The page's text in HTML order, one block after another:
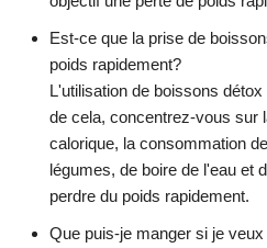
Est-ce que la prise de
poids rapidement?
L'utilisation de boissons
de cela, concentrez-vous sur
calorique, la consommation
légumes, de boire de l'eau et
perdre du poids rapidement.
Que puis-je manger si je